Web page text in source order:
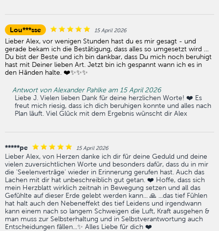
Lou***sse 15 April 2026
Lieber Alex, vor wenigen Stunden hast du es mir gesagt - und
gerade bekam ich die Bestätigung, dass alles so umgesetzt wird …
Du bist der Beste und ich bin dankbar, dass Du mich noch beruhigt
hast mit Deiner lieben Art. Jetzt bin ich gespannt wann ich es in
den Händen halte. ❤️✨✨✨
Antwort von Alexander Pahlke am 15 April 2026
Liebe J. Vielen lieben Dank für deine herzlichen Worte! ❤️ Es
freut mich riesig, dass ich dich beruhigen konnte und alles nach
Plan läuft. Viel Glück mit dem Ergebnis wünscht dir Alex
*****pe 15 April 2026
Lieber Alex, von Herzen danke ich dir für deine Geduld und deine
vielen zuversichtlichen Worte und besonders dafür, dass du in mir
die 'Seelenverträge' wieder in Erinnerung gerufen hast. Auch das
Lachen mit dir hat unbeschreiblich gut getan. ❤️ Hoffe, dass sich
mein Herzblatt wirklich zeitnah in Bewegung setzen und all das
Gefühlte auf dieser Erde gelebt werden kann... 🙏 ...das tief Fühlen
hat halt auch den Nebeneffekt des tief Leidens und irgendwann
kann einem nach so langem Schweigen die Luft, Kraft ausgehen &
man muss zur Selbsterhaltung und in Selbstverantwortung auch
Entscheidungen fällen...✨ Alles Liebe für dich ❤️